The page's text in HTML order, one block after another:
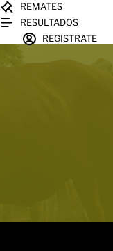
REMATES
RESULTADOS
REGISTRATE